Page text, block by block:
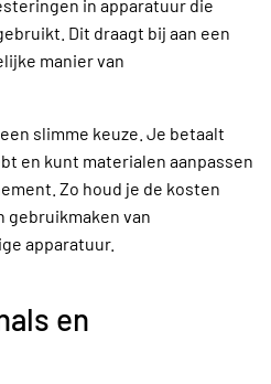
in apparatuur die
Dit draagt bij aan een
manier van
slimme keuze. Je betaalt
en kunt materialen aanpassen
Zo houd je de kosten
gebruikmaken van
apparatuur.
en